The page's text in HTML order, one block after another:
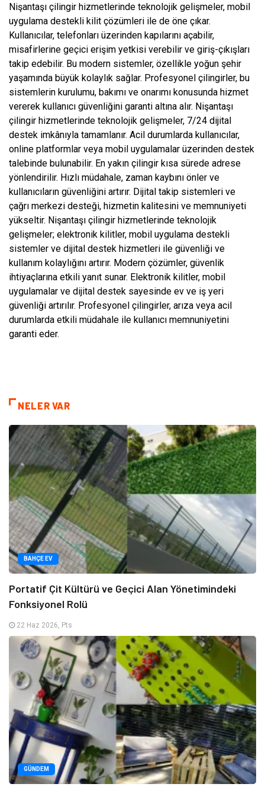
Nişantaşı çilingir hizmetlerinde teknolojik gelişmeler, mobil
uygulama destekli kilit çözümleri ile de öne çıkar.
Kullanıcılar, telefonları üzerinden kapılarını açabilir,
misafirlerine geçici erişim yetkisi verebilir ve giriş-çıkışları
takip edebilir. Bu modern sistemler, özellikle yoğun şehir
yaşamında büyük kolaylık sağlar. Profesyonel çilingirler, bu
sistemlerin kurulumu, bakımı ve onarımı konusunda hizmet
vererek kullanıcı güvenliğini garanti altına alır. Nişantaşı
çilingir hizmetlerinde teknolojik gelişmeler, 7/24 dijital
destek imkânıyla tamamlanır. Acil durumlarda kullanıcılar,
online platformlar veya mobil uygulamalar üzerinden destek
talebinde bulunabilir. En yakın çilingir kısa sürede adrese
yönlendirilir. Hızlı müdahale, zaman kaybını önler ve
kullanıcıların güvenliğini artırır. Dijital takip sistemleri ve
çağrı merkezi desteği, hizmetin kalitesini ve memnuniyeti
yükseltir. Nişantaşı çilingir hizmetlerinde teknolojik
gelişmeler; elektronik kilitler, mobil uygulama destekli
sistemler ve dijital destek hizmetleri ile güvenliği ve
kullanım kolaylığını artırır. Modern çözümler, güvenlik
ihtiyaçlarına etkili yanıt sunar. Elektronik kilitler, mobil
uygulamalar ve dijital destek sayesinde ev ve iş yeri
güvenliği artırılır. Profesyonel çilingirler, arıza veya acil
durumlarda etkili müdahale ile kullanıcı memnuniyetini
garanti eder.
NELER VAR
BAHÇE EV
Portatif Çit Kültürü ve Geçici Alan Yönetimindeki
Fonksiyonel Rolü
22 Haz 2026, Pts
GÜNDEM